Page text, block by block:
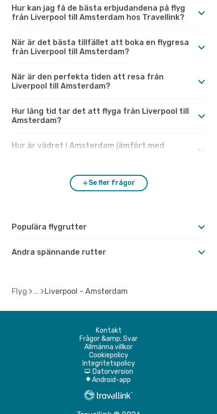
Hur kan jag få de bästa erbjudandena på flyg
från Liverpool till Amsterdam hos Travellink?
När är det bästa tillfället att boka en flygresa
från Liverpool till Amsterdam?
När är den perfekta tiden att resa från
Liverpool till Amsterdam?
Hur lång tid tar det att flyga från Liverpool till
Amsterdam?
Hur är vädret i Amsterdam jämfört med
Se fler frågor
Populära flygrutter
Andra spännande rutter
Flyg Liverpool - Amsterdam
Kontakt
Frågor &amp; Svar
Allmänna villkor
Cookiepolicy
Integritetspolicy
d Datorversion
A Android-app